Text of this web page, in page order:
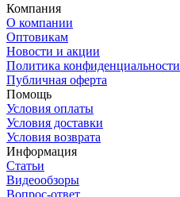
Компания
О компании
Оптовикам
Новости и акции
Политика конфиденциальности
Публичная оферта
Помощь
Условия оплаты
Условия доставки
Условия возврата
Информация
Статьи
Видеообзоры
Вопрос-ответ